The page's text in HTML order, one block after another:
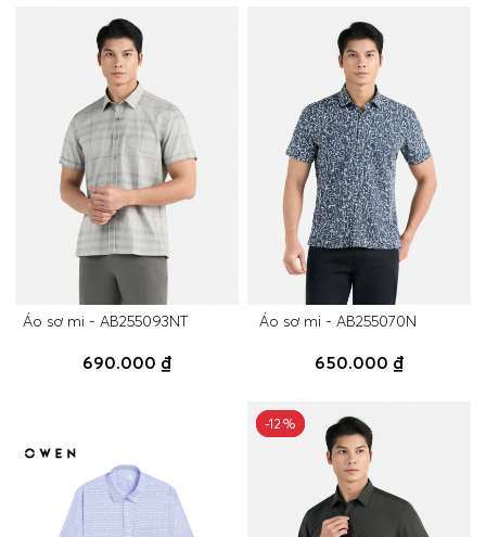
Áo sơ mi - AB255093NT
690.000 ₫
Áo sơ mi - AB255070N
650.000 ₫
-12%
-12%